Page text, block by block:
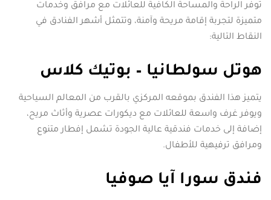
توفر الراحة والمساحة الكافية للعائلات مع مرافق وخدمات
متميزة لتجربة إقامة مريحة وآمنة، وتتمثل أشهر الفنادق في
النقاط التالية:
هوتل سولطانيا – بوتيك كلاس
يتميز هذا الفندق بموقعه المركزي بالقرب من المعالم السياحية
ويوفر غرف واسعة للعائلات مع ديكورات عصرية وأثاث مريح،
إضافة إلى خدمات فندقية عالية الجودة تشمل إفطار متنوع
ومرافق ترفيهية للأطفال.
فندق سورا آيا صوفيا